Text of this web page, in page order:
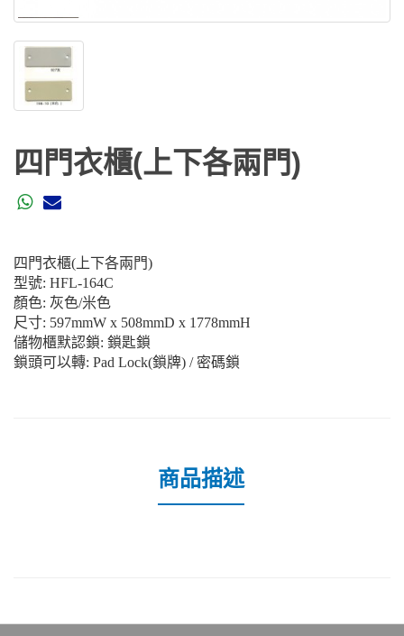
四門衣櫃(上下各兩門)
四門衣櫃(上下各兩門)
型號: HFL-164C
顏色: 灰色/米色
尺寸: 597mmW x 508mmD x 1778mmH
儲物櫃默認鎖: 鎖匙鎖
鎖頭可以轉: Pad Lock(鎖牌) / 密碼鎖
商品描述